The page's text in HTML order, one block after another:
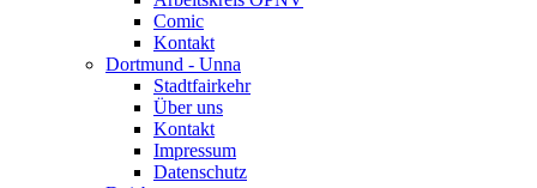
Comic
Kontakt
Dortmund - Unna
Stadtfairkehr
Über uns
Kontakt
Impressum
Datenschutz